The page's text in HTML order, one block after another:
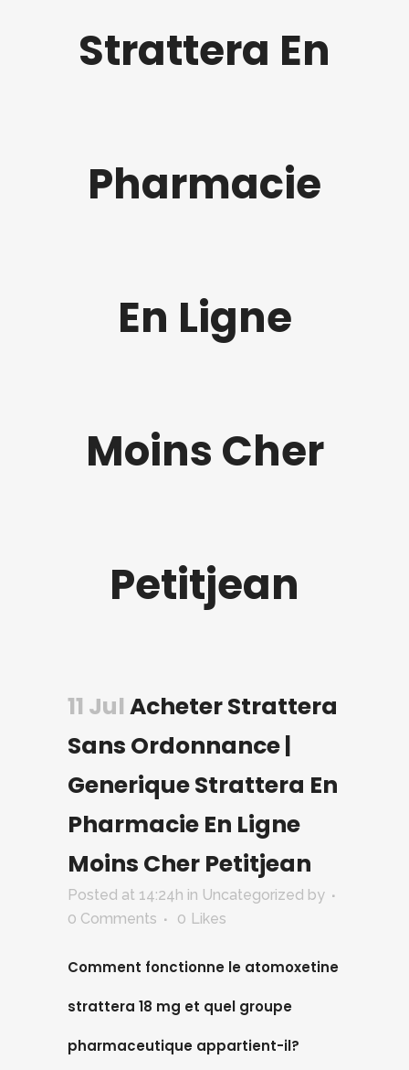
Strattera En
Pharmacie
En Ligne
Moins Cher
Petitjean
11 Jul Acheter Strattera
Sans Ordonnance |
Generique Strattera En
Pharmacie En Ligne
Moins Cher Petitjean
Posted at 14:24h in Uncategorized by
0 Comments
0 Likes
Comment fonctionne le atomoxetine
strattera 18 mg et quel groupe
pharmaceutique appartient-il?